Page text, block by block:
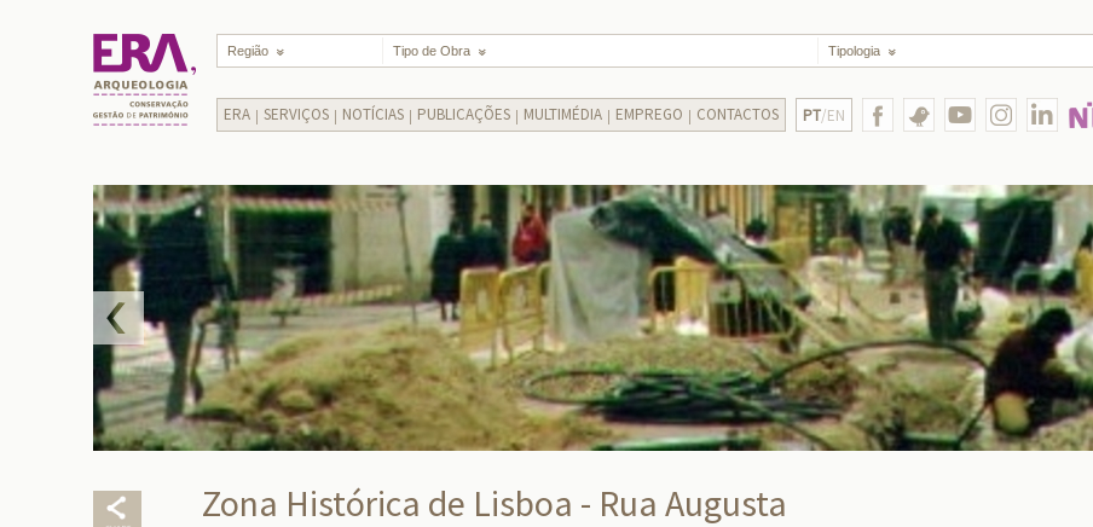
Região Tipo de Obra Tipologia
ERA SERVIÇOS NOTÍCIAS PUBLICAÇÕES MULTIMÉDIA EMPREGO CONTACTOS PT/EN
Zona Histórica de Lisboa - Rua Augusta